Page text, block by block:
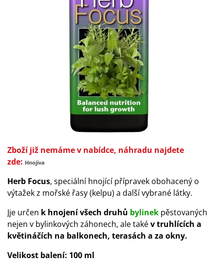
Zboží již nemáme v nabídce, náhradu najdete
zde: Hnojiva
Herb Focus, speciální hnojící přípravek obohacený o
výtažek z mořské řasy (kelpu) a další vybrané látky.
Jje určen k hnojení všech druhů bylinek pěstovaných
nejen v bylinkových záhonech, ale takév truhlících a
květináčích na balkonech, terasách a za okny.
Velikost balení: 100 ml